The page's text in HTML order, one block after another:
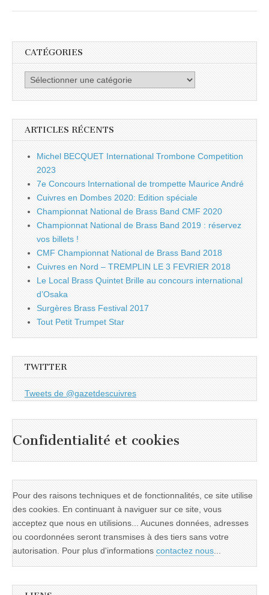
CATÉGORIES
Catégories
ARTICLES RÉCENTS
Michel BECQUET International Trombone Competition
2023
7e Concours International de trompette Maurice André
Cuivres en Dombes 2020: Edition spéciale
Championnat National de Brass Band CMF 2020
Championnat National de Brass Band 2019 : réservez
vos billets !
CMF Championnat National de Brass Band 2018
Cuivres en Nord – TREMPLIN LE 3 FEVRIER 2018
Le Local Brass Quintet Brille au concours international
d’Osaka
Surgères Brass Festival 2017
Tout Petit Trumpet Star
TWITTER
Tweets de @gazetdescuivres
Confidentialité et cookies
Pour des raisons techniques et de fonctionnalités, ce site utilise
des cookies. En continuant à naviguer sur ce site, vous
acceptez que nous en utilisions... Aucunes données, adresses
ou coordonnées seront transmises à des tiers sans votre
autorisation. Pour plus d'informations contactez nous...